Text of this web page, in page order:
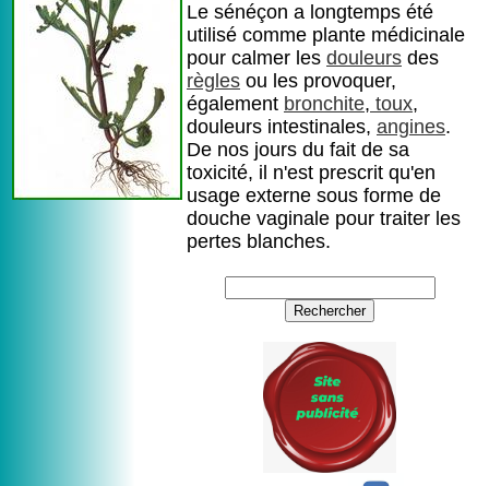
Le sénéçon a longtemps été
utilisé comme plante médicinale
pour calmer les douleurs des
règles ou les provoquer,
également bronchite, toux,
douleurs intestinales, angines.
De nos jours du fait de sa
toxicité, il n'est prescrit qu'en
usage externe sous forme de
douche vaginale pour traiter les
pertes blanches.